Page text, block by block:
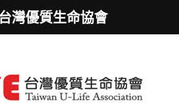
灣優質生命協會